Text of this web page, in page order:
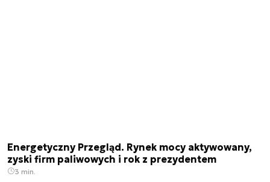
Energetyczny Przegląd. Rynek mocy aktywowany,
zyski firm paliwowych i rok z prezydentem
3 min.